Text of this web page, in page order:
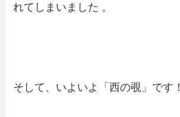
れてしまいました 。
そして、いよいよ「西の覗」です！